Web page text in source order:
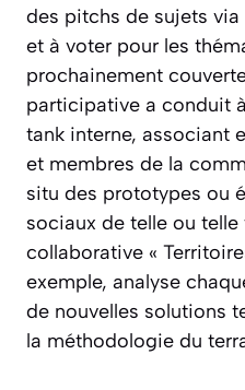
des pitchs de sujets
et à voter pour les
prochainement
participative a conduit
tank interne, associant
et membres de la
situ des prototypes ou
sociaux de telle ou telle
collaborative «
exemple, analyse
de nouvelles solutions
la méthodologie du